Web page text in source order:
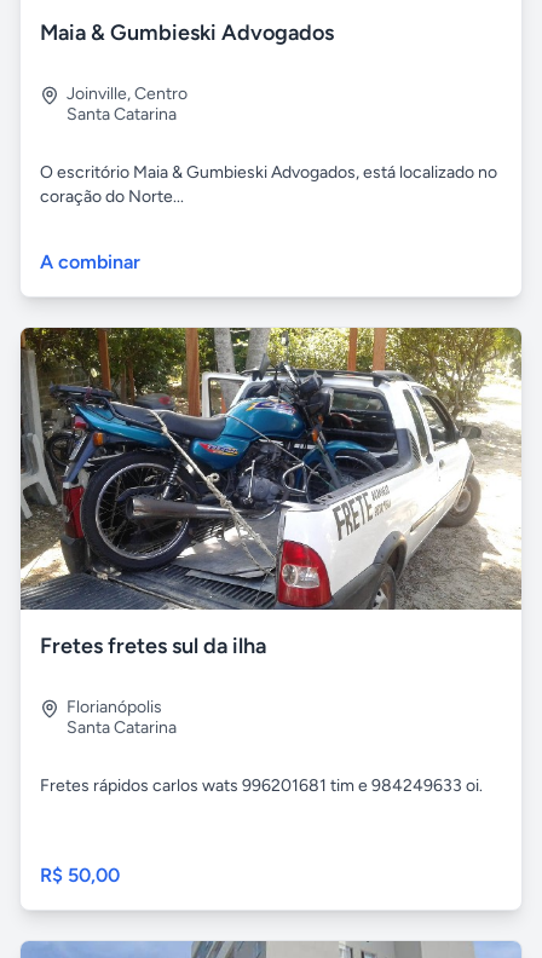
Maia & Gumbieski Advogados
Joinville,Centro
Santa Catarina
O escritório Maia & Gumbieski Advogados, está localizado no
coração do Norte...
A combinar
Fretes fretes sul da ilha
Florianópolis
Santa Catarina
Fretes rápidos carlos wats 996201681 tim e 984249633 oi.
R$ 50,00